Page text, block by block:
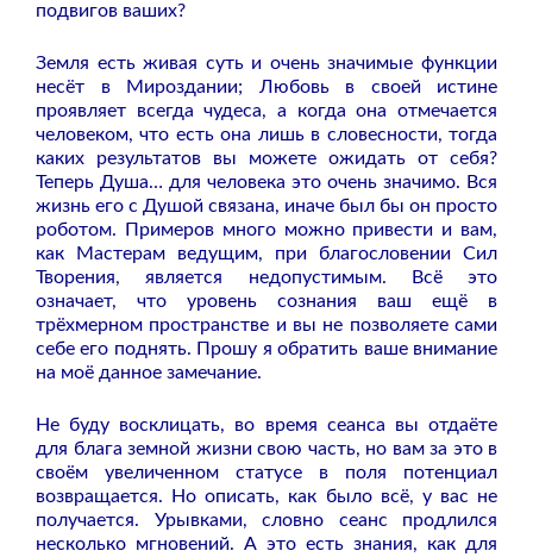
подвигов ваших?
Земля есть живая суть и очень значимые функции
несёт в Мироздании; Любовь в своей истине
проявляет всегда чудеса, а когда она отмечается
человеком, что есть она лишь в словесности, тогда
каких результатов вы можете ожидать от себя?
Теперь Душа… для человека это очень значимо. Вся
жизнь его с Душой связана, иначе был бы он просто
роботом. Примеров много можно привести и вам,
как Мастерам ведущим, при благословении Сил
Творения, является недопустимым. Всё это
означает, что уровень сознания ваш ещё в
трёхмерном пространстве и вы не позволяете сами
себе его поднять. Прошу я обратить ваше внимание
на моё данное замечание.
Не буду восклицать, во время сеанса вы отдаёте
для блага земной жизни свою часть, но вам за это в
своём увеличенном статусе в поля потенциал
возвращается. Но описать, как было всё, у вас не
получается. Урывками, словно сеанс продлился
несколько мгновений. А это есть знания, как для